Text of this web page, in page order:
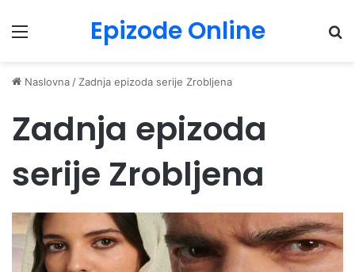
Menu Epizode Online
Naslovna / Zadnja epizoda serije Zrobljena
Zadnja epizoda
serije Zrobljena